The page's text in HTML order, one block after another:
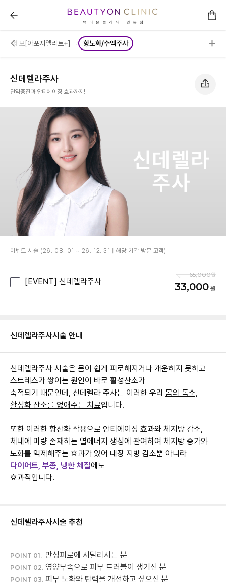
신데렐라주사 :: 뷰티온의원 안동점
제모[아포지엘리트+] 항노화/수액주사
신데렐라주사
면역증진과 안티에이징 효과까지!
신데렐라주사시술 안내
신데렐라주사 시술은 몸이 쉽게 피로해지거나 개운하지 못하고
스트레스가 쌓이는 원인이 바로 활성산소가
축적되기 때문인데, 신데렐라 주사는 이러한 우리 몸의 독소,
활성화 산소를 없애주는 치료입니다.
또한 이러한 항산화 작용으로 안티에이징 효과와 체지방 감소,
체내에 미량 존재하는 열에너지 생성에 관여하여 체지방 증가와
노화를 억제해주는 효과가 있어 내장 지방 감소뿐 아니라
다이어트, 부종, 냉한 체질에도
효과적입니다.
신데렐라주사시술 추천
POINT 01. 만성피로에 시달리시는 분
POINT 02. 영양부족으로 피부 트러블이 생기신 분
POINT 03. 피부 노화와 탄력을 개선하고 싶으신 분
이벤트 시술 (26. 08. 01 ~ 26. 12. 31 | 해당 기간 방문 고객)
[EVENT] 신데렐라주사
65,000
33,000